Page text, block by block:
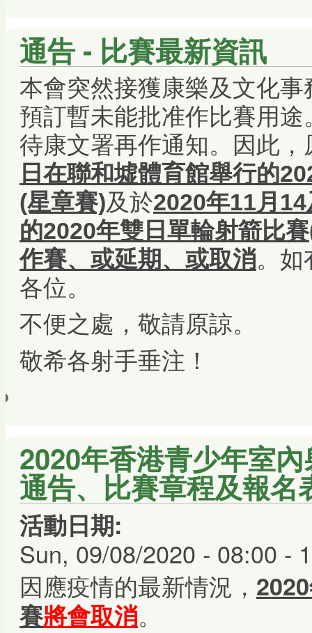
通告 - 比賽最新資訊
本會突然接獲康樂及文化
預訂暫未能批准作比賽用
待康文署再作通知。因此，
日在聯和墟體育館舉行的
(星章賽)及於2020年11月
的2020年雙日單輪射箭比
作賽、或延期、或取消。如
各位。
不便之處，敬請原諒。
敬希各射手垂注！
2020年香港青少年室
通告、比賽章程及報名
活動日期:
Sun, 09/08/2020 - 08:00 -
因應疫情的最新情況，
賽將會取消。